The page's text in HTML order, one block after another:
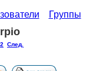
Группы
2 След.